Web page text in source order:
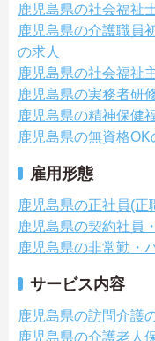
鹿児島県の社会福祉
鹿児島県の介護職員
の求人
鹿児島県の社会福祉
鹿児島県の実務者研
鹿児島県の精神保健
鹿児島県の無資格OK
雇用形態
鹿児島県の正社員(正
鹿児島県の契約社員
鹿児島県の非常勤・
サービス内容
鹿児島県の訪問介護
鹿児島県の介護老人